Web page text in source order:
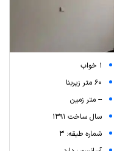
1 خواب
60 متر زیربنا
-- متر زمین
سال ساخت 1391
شماره طبقه: 3